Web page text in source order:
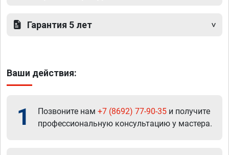
Гарантия 5 лет
Ваши действия:
1 Позвоните нам +7 (8692) 77-90-35 и получите
профессиональную консультацию у мастера.